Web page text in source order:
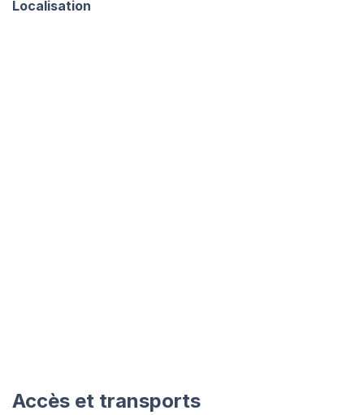
Localisation
Accès et transports